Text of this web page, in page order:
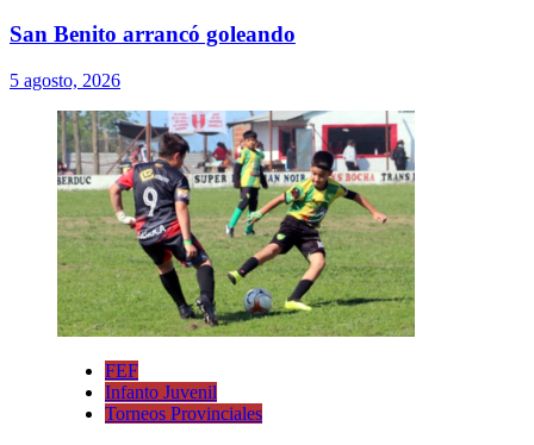
San Benito arrancó goleando
5 agosto, 2026
FEF
Infanto Juvenil
Torneos Provinciales